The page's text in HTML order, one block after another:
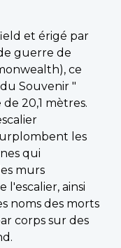
et érigé par
guerre de
ce
Souvenir "
20,1 mètres.
les
qui
murs
l'escalier, ainsi
noms des morts
corps sur des